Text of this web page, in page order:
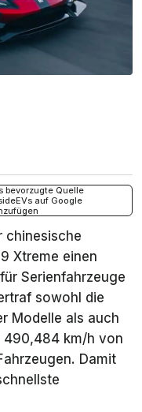
bevorzugte Quelle
auf Google
chinesische
Xtreme einen
Serienfahrzeuge
sowohl die
Modelle als auch
490,484 km/h von
Damit